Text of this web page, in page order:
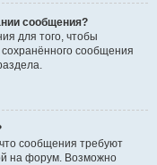
сообщения?
для того, чтобы
сохранённого сообщения
сообщения требуют
на форум. Возможно